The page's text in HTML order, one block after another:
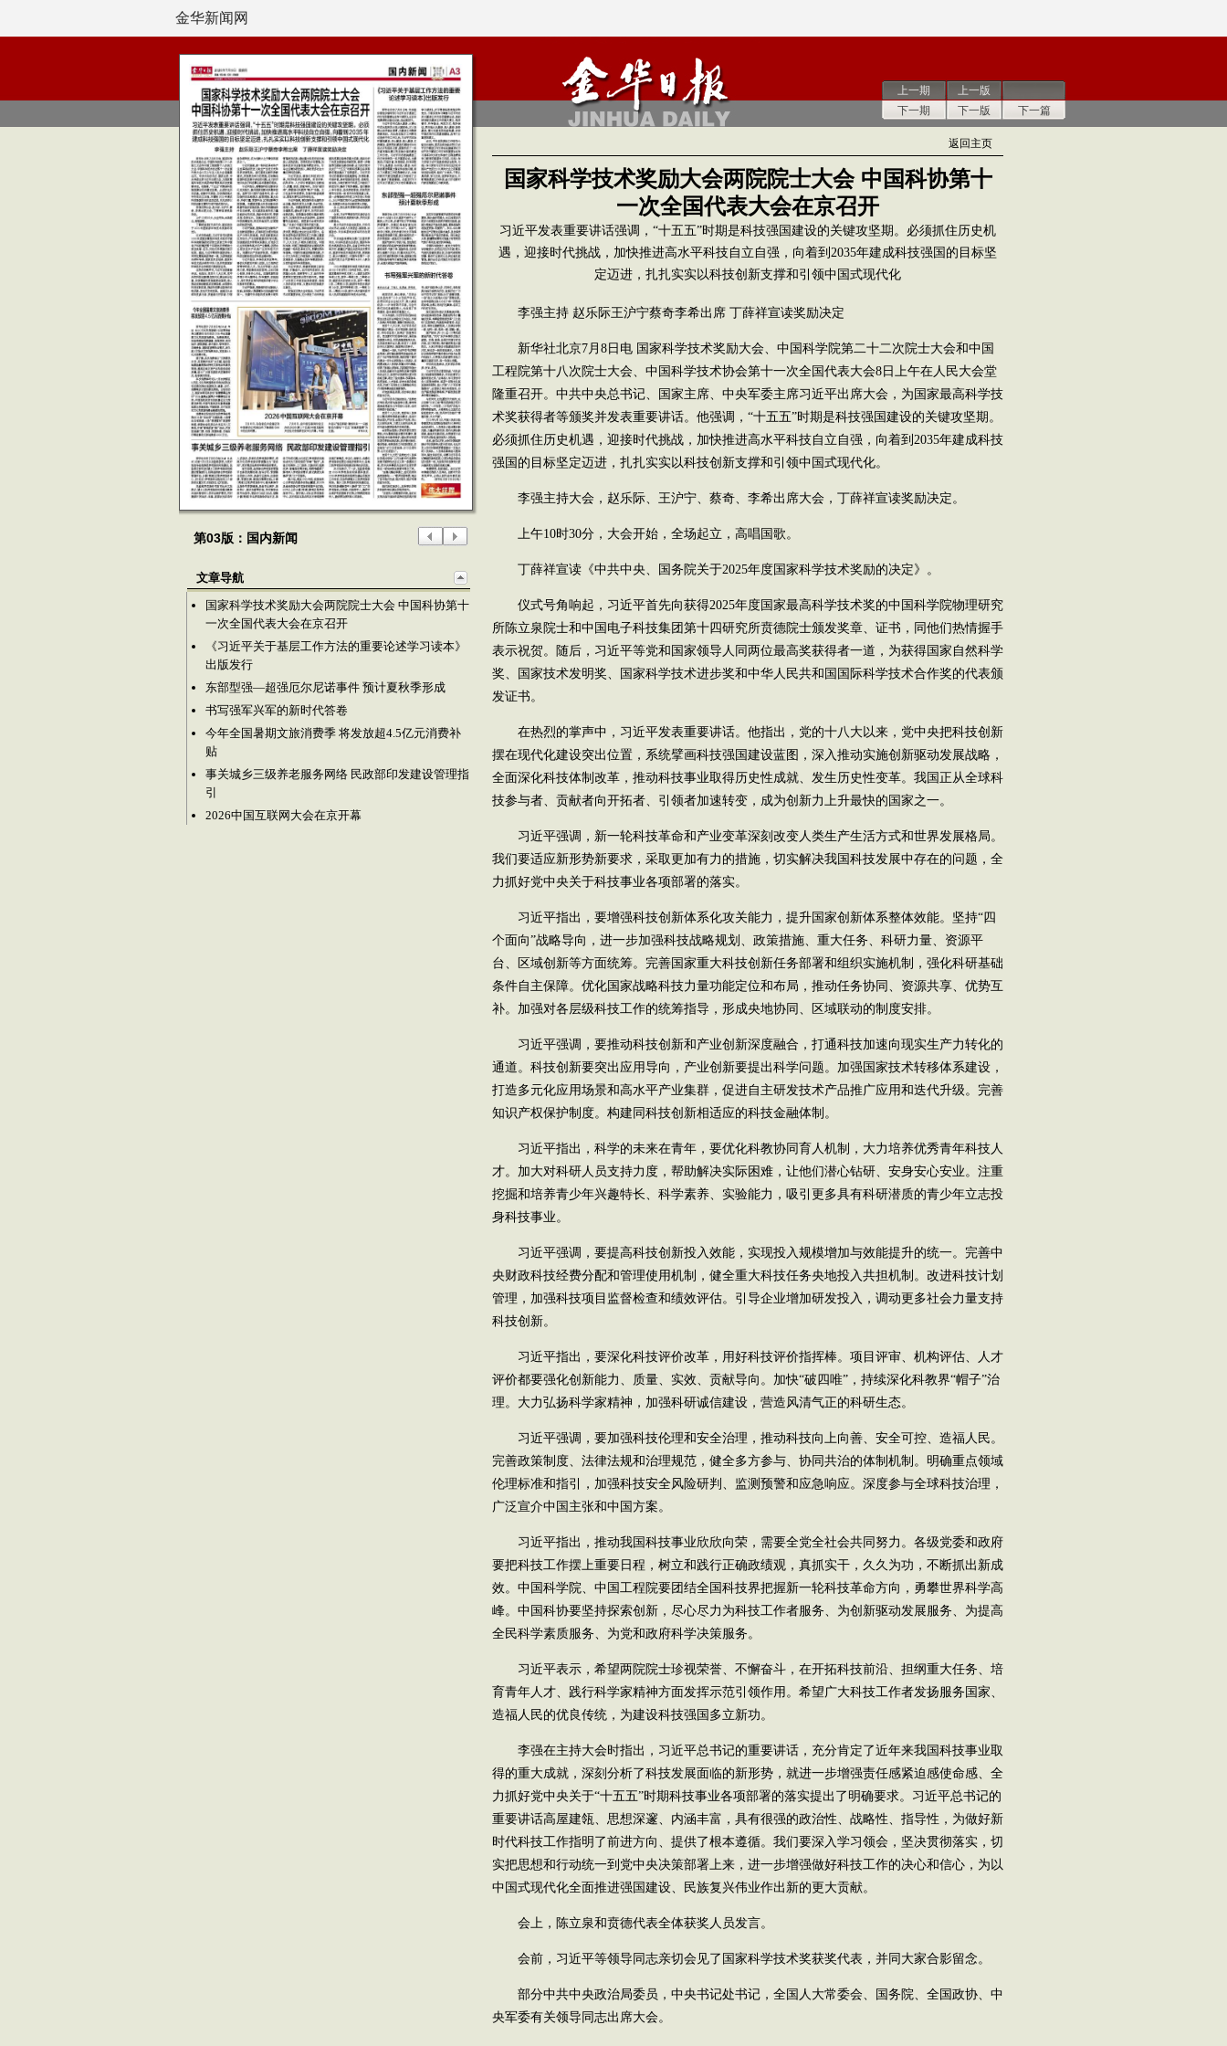
金华新闻网
上一期
下一期
上一版
下一版
下一篇
第03版：国内新闻
文章导航
国家科学技术奖励大会两院院士大会 中国科协第十
一次全国代表大会在京召开
《习近平关于基层工作方法的重要论述学习读本》
出版发行
东部型强—超强厄尔尼诺事件 预计夏秋季形成
书写强军兴军的新时代答卷
今年全国暑期文旅消费季 将发放超4.5亿元消费补
贴
事关城乡三级养老服务网络 民政部印发建设管理指
引
2026中国互联网大会在京开幕
返回主页
国家科学技术奖励大会两院院士大会 中国科协第十
一次全国代表大会在京召开
习近平发表重要讲话强调，“十五五”时期是科技强国建设的关键攻坚期。必须抓住历史机
遇，迎接时代挑战，加快推进高水平科技自立自强，向着到2035年建成科技强国的目标坚
定迈进，扎扎实实以科技创新支撑和引领中国式现代化
李强主持 赵乐际王沪宁蔡奇李希出席 丁薛祥宣读奖励决定
新华社北京7月8日电 国家科学技术奖励大会、中国科学院第二十二次院士大会和中国
工程院第十八次院士大会、中国科学技术协会第十一次全国代表大会8日上午在人民大会堂
隆重召开。中共中央总书记、国家主席、中央军委主席习近平出席大会，为国家最高科学技
术奖获得者等颁奖并发表重要讲话。他强调，“十五五”时期是科技强国建设的关键攻坚期。
必须抓住历史机遇，迎接时代挑战，加快推进高水平科技自立自强，向着到2035年建成科技
强国的目标坚定迈进，扎扎实实以科技创新支撑和引领中国式现代化。
李强主持大会，赵乐际、王沪宁、蔡奇、李希出席大会，丁薛祥宣读奖励决定。
上午10时30分，大会开始，全场起立，高唱国歌。
丁薛祥宣读《中共中央、国务院关于2025年度国家科学技术奖励的决定》。
仪式号角响起，习近平首先向获得2025年度国家最高科学技术奖的中国科学院物理研究
所陈立泉院士和中国电子科技集团第十四研究所贲德院士颁发奖章、证书，同他们热情握手
表示祝贺。随后，习近平等党和国家领导人同两位最高奖获得者一道，为获得国家自然科学
奖、国家技术发明奖、国家科学技术进步奖和中华人民共和国国际科学技术合作奖的代表颁
发证书。
在热烈的掌声中，习近平发表重要讲话。他指出，党的十八大以来，党中央把科技创新
摆在现代化建设突出位置，系统擘画科技强国建设蓝图，深入推动实施创新驱动发展战略，
全面深化科技体制改革，推动科技事业取得历史性成就、发生历史性变革。我国正从全球科
技参与者、贡献者向开拓者、引领者加速转变，成为创新力上升最快的国家之一。
习近平强调，新一轮科技革命和产业变革深刻改变人类生产生活方式和世界发展格局。
我们要适应新形势新要求，采取更加有力的措施，切实解决我国科技发展中存在的问题，全
力抓好党中央关于科技事业各项部署的落实。
习近平指出，要增强科技创新体系化攻关能力，提升国家创新体系整体效能。坚持“四
个面向”战略导向，进一步加强科技战略规划、政策措施、重大任务、科研力量、资源平
台、区域创新等方面统筹。完善国家重大科技创新任务部署和组织实施机制，强化科研基础
条件自主保障。优化国家战略科技力量功能定位和布局，推动任务协同、资源共享、优势互
补。加强对各层级科技工作的统筹指导，形成央地协同、区域联动的制度安排。
习近平强调，要推动科技创新和产业创新深度融合，打通科技加速向现实生产力转化的
通道。科技创新要突出应用导向，产业创新要提出科学问题。加强国家技术转移体系建设，
打造多元化应用场景和高水平产业集群，促进自主研发技术产品推广应用和迭代升级。完善
知识产权保护制度。构建同科技创新相适应的科技金融体制。
习近平指出，科学的未来在青年，要优化科教协同育人机制，大力培养优秀青年科技人
才。加大对科研人员支持力度，帮助解决实际困难，让他们潜心钻研、安身安心安业。注重
挖掘和培养青少年兴趣特长、科学素养、实验能力，吸引更多具有科研潜质的青少年立志投
身科技事业。
习近平强调，要提高科技创新投入效能，实现投入规模增加与效能提升的统一。完善中
央财政科技经费分配和管理使用机制，健全重大科技任务央地投入共担机制。改进科技计划
管理，加强科技项目监督检查和绩效评估。引导企业增加研发投入，调动更多社会力量支持
科技创新。
习近平指出，要深化科技评价改革，用好科技评价指挥棒。项目评审、机构评估、人才
评价都要强化创新能力、质量、实效、贡献导向。加快“破四唯”，持续深化科教界“帽子”治
理。大力弘扬科学家精神，加强科研诚信建设，营造风清气正的科研生态。
习近平强调，要加强科技伦理和安全治理，推动科技向上向善、安全可控、造福人民。
完善政策制度、法律法规和治理规范，健全多方参与、协同共治的体制机制。明确重点领域
伦理标准和指引，加强科技安全风险研判、监测预警和应急响应。深度参与全球科技治理，
广泛宣介中国主张和中国方案。
习近平指出，推动我国科技事业欣欣向荣，需要全党全社会共同努力。各级党委和政府
要把科技工作摆上重要日程，树立和践行正确政绩观，真抓实干，久久为功，不断抓出新成
效。中国科学院、中国工程院要团结全国科技界把握新一轮科技革命方向，勇攀世界科学高
峰。中国科协要坚持探索创新，尽心尽力为科技工作者服务、为创新驱动发展服务、为提高
全民科学素质服务、为党和政府科学决策服务。
习近平表示，希望两院院士珍视荣誉、不懈奋斗，在开拓科技前沿、担纲重大任务、培
育青年人才、践行科学家精神方面发挥示范引领作用。希望广大科技工作者发扬服务国家、
造福人民的优良传统，为建设科技强国多立新功。
李强在主持大会时指出，习近平总书记的重要讲话，充分肯定了近年来我国科技事业取
得的重大成就，深刻分析了科技发展面临的新形势，就进一步增强责任感紧迫感使命感、全
力抓好党中央关于“十五五”时期科技事业各项部署的落实提出了明确要求。习近平总书记的
重要讲话高屋建瓴、思想深邃、内涵丰富，具有很强的政治性、战略性、指导性，为做好新
时代科技工作指明了前进方向、提供了根本遵循。我们要深入学习领会，坚决贯彻落实，切
实把思想和行动统一到党中央决策部署上来，进一步增强做好科技工作的决心和信心，为以
中国式现代化全面推进强国建设、民族复兴伟业作出新的更大贡献。
会上，陈立泉和贲德代表全体获奖人员发言。
会前，习近平等领导同志亲切会见了国家科学技术奖获奖代表，并同大家合影留念。
部分中共中央政治局委员，中央书记处书记，全国人大常委会、国务院、全国政协、中
央军委有关领导同志出席大会。